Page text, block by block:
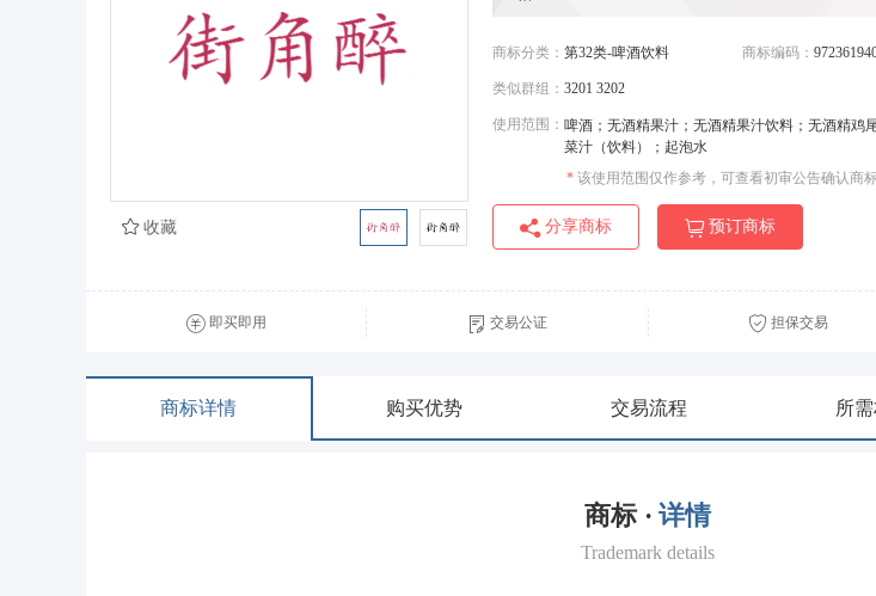
商标分类： 第32类-啤酒饮料 商标编码：
类似群组： 3201 3202
使用范围： 啤酒；无酒精果汁；无酒精果汁饮料；无酒精鸡
菜汁（饮料）；起泡水
* 该使用范围仅作参考，可查看初审公告确认商
分享商标 预订商标
收藏
即买即用 交易公证 担保交易
商标详情 购买优势 交易流程 所
商标 · 详情
Trademark details